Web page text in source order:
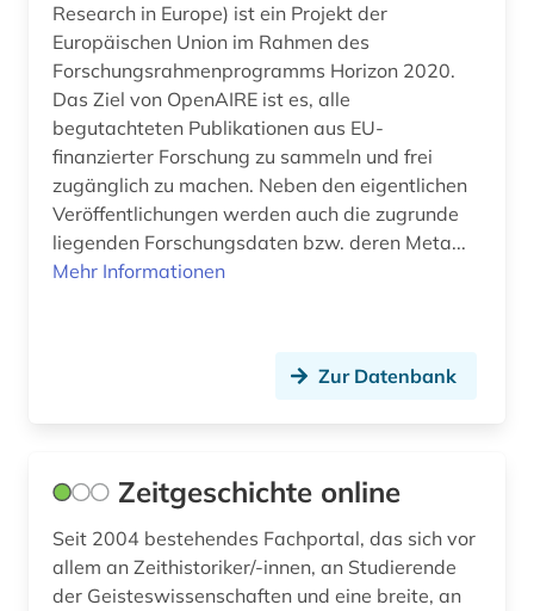
Research in Europe) ist ein Projekt der
Europäischen Union im Rahmen des
Forschungsrahmenprogramms Horizon 2020.
Das Ziel von OpenAIRE ist es, alle
begutachteten Publikationen aus EU-
finanzierter Forschung zu sammeln und frei
zugänglich zu machen. Neben den eigentlichen
Veröffentlichungen werden auch die zugrunde
liegenden Forschungsdaten bzw. deren Meta...
Mehr Informationen
Zur Datenbank
Zeitgeschichte online
Seit 2004 bestehendes Fachportal, das sich vor
allem an Zeithistoriker/-innen, an Studierende
der Geisteswissenschaften und eine breite, an